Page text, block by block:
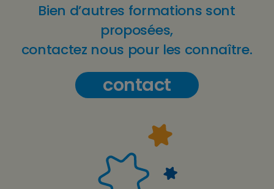
Bien d’autres formations sont
proposées,
contactez nous pour les connaître.
contact